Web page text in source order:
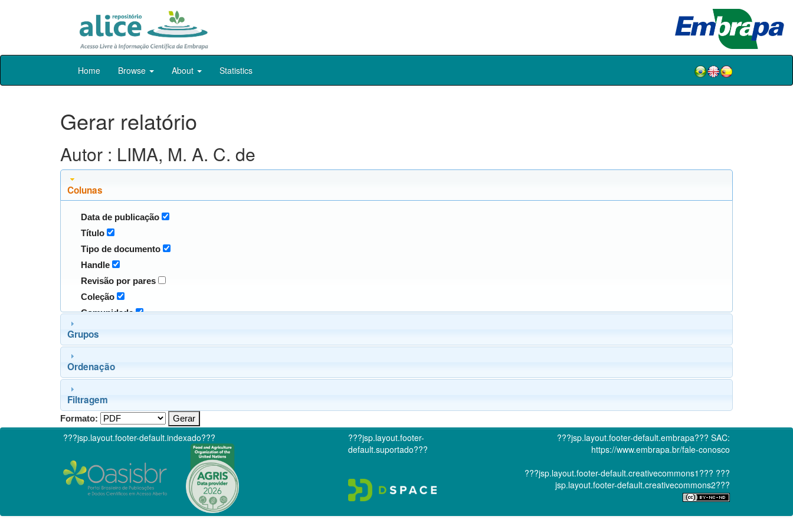
Skip
Home Browse About Statistics
Gerar relatório
Autor : LIMA, M. A. C. de
Colunas
Data de publicação
Título
Tipo de documento
Handle
Revisão por pares
Coleção
Comunidade
Grupos
Ordenação
Filtragem
Formato:
???jsp.layout.footer-default.indexado???
???jsp.layout.footer-
default.suportado???
???jsp.layout.footer-default.embrapa??? SAC:
https://www.embrapa.br/fale-conosco
???jsp.layout.footer-default.creativecommons1??? ???
jsp.layout.footer-default.creativecommons2???